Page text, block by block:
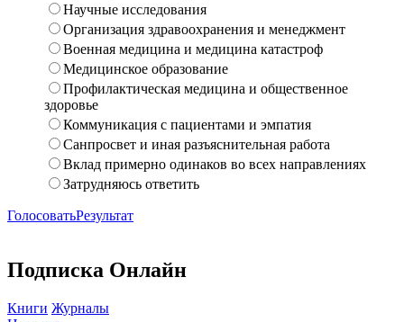
Научные исследования
Организация здравоохранения и менеджмент
Военная медицина и медицина катастроф
Медицинское образование
Профилактическая медицина и общественное
здоровье
Коммуникация с пациентами и эмпатия
Санпросвет и иная разъяснительная работа
Вклад примерно одинаков во всех направлениях
Затрудняюсь ответить
ГолосоватьРезультат
Подписка Онлайн
Книги Журналы